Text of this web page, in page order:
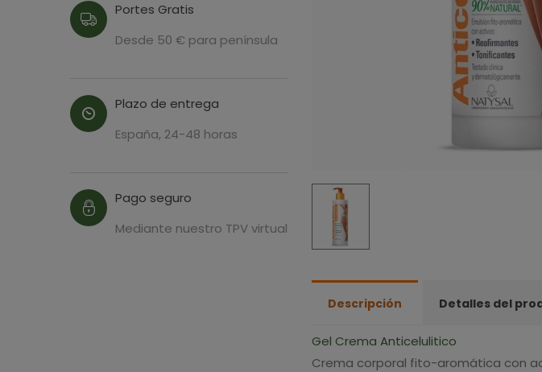
Portes Gratis
Desde 50 € para península
Plazo de entrega
España, 24-48 horas
Pago seguro
Mediante nuestro TPV virtual
Descripción Detalles del
Gel Crema Anticelulitico
Crema corporal fito-aromática con